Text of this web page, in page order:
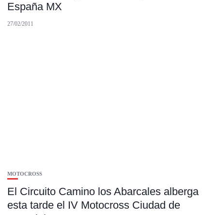
España MX
27/02/2011
MOTOCROSS
El Circuito Camino los Abarcales alberga
esta tarde el IV Motocross Ciudad de